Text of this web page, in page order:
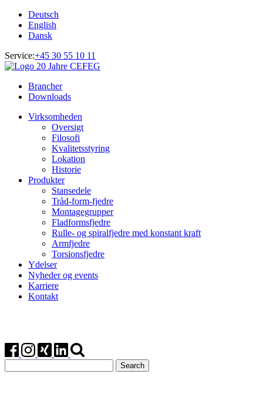
Deutsch
English
Dansk
Service:+45 30 55 10 11
Brancher
Downloads
Virksomheden
Oversigt
Filosofi
Kvalitetsstyring
Lokation
Historie
Produkter
Stansedele
Tråd-form-fjedre
Montagegrupper
Fladformsfjedre
Rulle- og spiralfjedre med konstant kraft
Armfjedre
Torsionsfjedre
Ydelser
Nyheder og events
Karriere
Kontakt
for: